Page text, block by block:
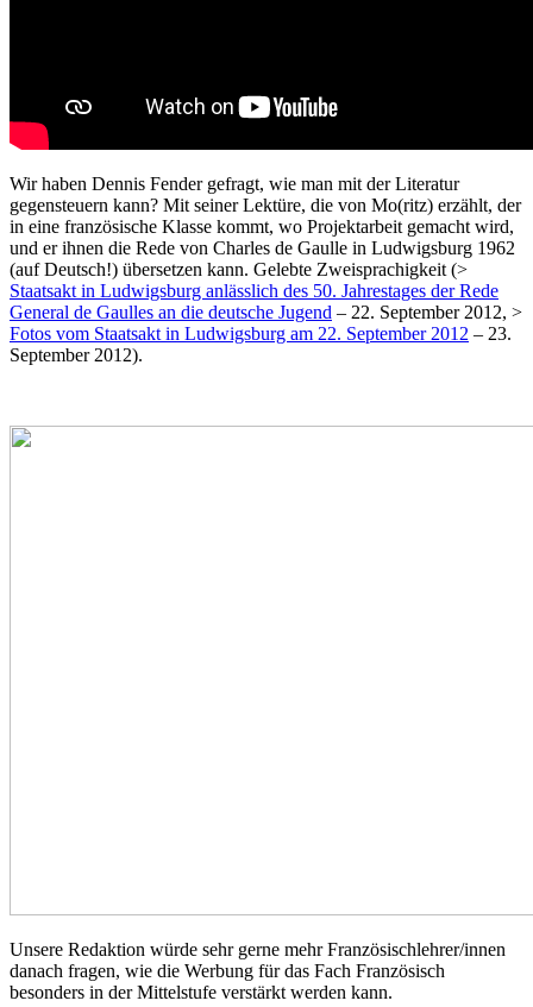
Wir haben Dennis Fender gefragt, wie man mit der Literatur
gegensteuern kann? Mit seiner Lektüre, die von Mo(ritz) erzählt, der
in eine französische Klasse kommt, wo Projektarbeit gemacht wird,
und er ihnen die Rede von Charles de Gaulle in Ludwigsburg 1962
(auf Deutsch!) übersetzen kann. Gelebte Zweisprachigkeit (>
Staatsakt in Ludwigsburg anlässlich des 50. Jahrestages der Rede
General de Gaulles an die deutsche Jugend – 22. September 2012, >
Fotos vom Staatsakt in Ludwigsburg am 22. September 2012 – 23.
September 2012).
Unsere Redaktion würde sehr gerne mehr Französischlehrer/innen
danach fragen, wie die Werbung für das Fach Französisch
besonders in der Mittelstufe verstärkt werden kann.